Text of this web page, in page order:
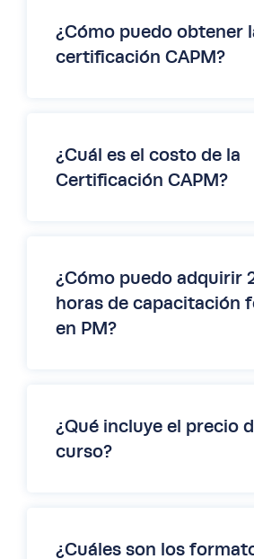
Título secundario, como
proyectos completadas
examen, que pueden
¿Cómo puedo obtener
certificación CAPM?
¿Cuál es el costo de la
Certificación CAPM?
¿Cómo puedo adquirir
horas de capacitación
en PM?
¿Qué incluye el precio
curso?
¿Cuáles son los